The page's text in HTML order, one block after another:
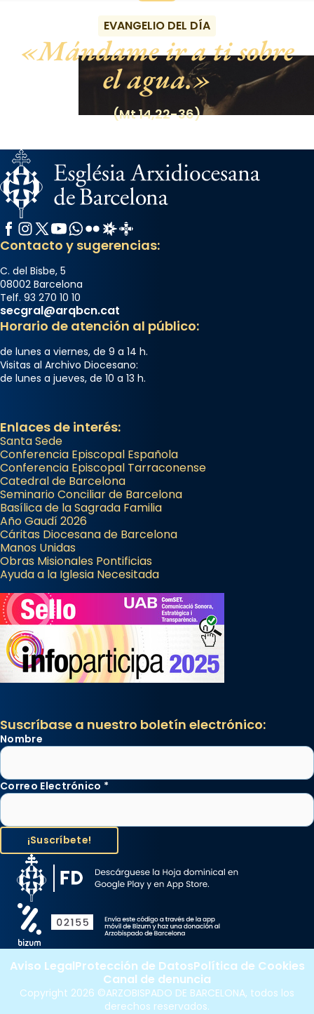
EVANGELIO DEL DÍA
Mándame ir a ti sobre
el agua.
(Mt 14,22-36)
Facebook
Instagram
X / Twitter
YouTube
WhatsApp
FlickrRadio Estel
Catalunya Cristiana
Contacto y sugerencias:
C. del Bisbe, 5
08002 Barcelona
Telf. 93 270 10 10
secgral@arqbcn.cat
Horario de atención al público:
de lunes a viernes, de 9 a 14 h.
Visitas al Archivo Diocesano:
de lunes a jueves, de 10 a 13 h.
Enlaces de interés:
Santa Sede
Conferencia Episcopal Española
Conferencia Episcopal Tarraconense
Catedral de Barcelona
Seminario Conciliar de Barcelona
Basílica de la Sagrada Familia
Año Gaudí 2026
Cáritas Diocesana de Barcelona
Manos Unidas
Obras Misionales Pontificias
Ayuda a la Iglesia Necesitada
Suscríbase a nuestro boletín electrónico:
Nombre
Correo Electrónico *
Copyright 2026 ©ARZOBISPADO DE BARCELONA, todos los
derechos reservados.
Aviso LegalProtección de DatosPolítica de Cookies
Canal de denuncia